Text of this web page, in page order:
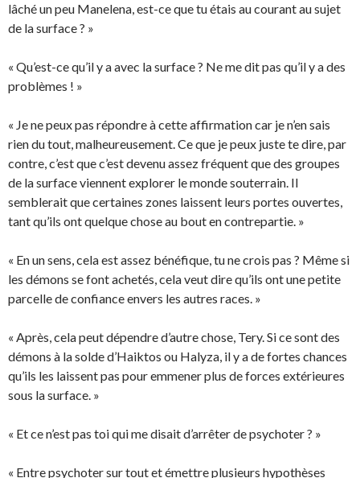
lâché un peu Manelena, est-ce que tu étais au courant au sujet
de la surface ? »
« Qu’est-ce qu’il y a avec la surface ? Ne me dit pas qu’il y a des
problèmes ! »
« Je ne peux pas répondre à cette affirmation car je n’en sais
rien du tout, malheureusement. Ce que je peux juste te dire, par
contre, c’est que c’est devenu assez fréquent que des groupes
de la surface viennent explorer le monde souterrain. Il
semblerait que certaines zones laissent leurs portes ouvertes,
tant qu’ils ont quelque chose au bout en contrepartie. »
« En un sens, cela est assez bénéfique, tu ne crois pas ? Même si
les démons se font achetés, cela veut dire qu’ils ont une petite
parcelle de confiance envers les autres races. »
« Après, cela peut dépendre d’autre chose, Tery. Si ce sont des
démons à la solde d’Haiktos ou Halyza, il y a de fortes chances
qu’ils les laissent pas pour emmener plus de forces extérieures
sous la surface. »
« Et ce n’est pas toi qui me disait d’arrêter de psychoter ? »
« Entre psychoter sur tout et émettre plusieurs hypothèses